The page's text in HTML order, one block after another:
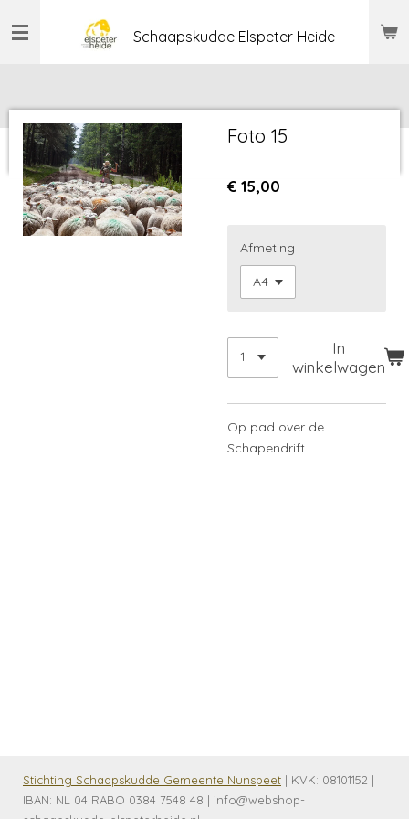
direct
Schaapskudde Elspeter Heide
Foto 15
€ 15,00
Afmeting
In
winkelwagen
Op pad over de
Schapendrift
Stichting Schaapskudde Gemeente Nunspeet | KVK: 08101152 |
IBAN: NL 04 RABO 0384 7548 48 | info@webshop-